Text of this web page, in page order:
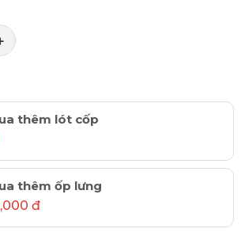
thêm lót cốp
thêm ốp lưng
đ